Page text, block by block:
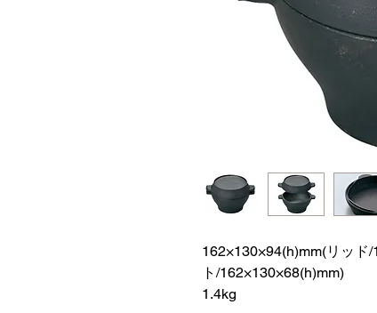
162×130×94(h)mm(リッド
ト/162×130×68(h)mm)
1.4kg